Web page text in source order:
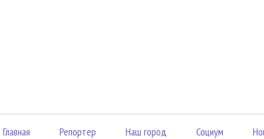
Главная Репортер Наш город Социум